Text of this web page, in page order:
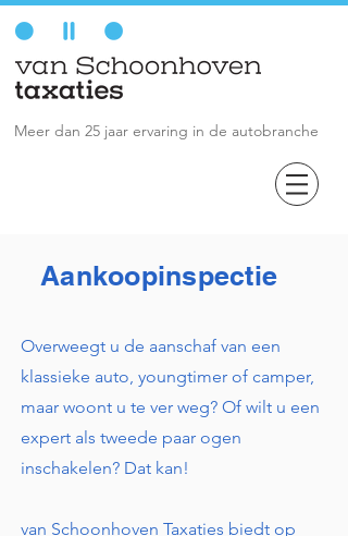
Meer dan 25 jaar ervaring in de autobranche
Aankoopinspectie
Overweegt u de aanschaf van een
klassieke auto, youngtimer of camper,
maar woont u te ver weg? Of wilt u een
expert als tweede paar ogen
inschakelen? Dat kan!
van Schoonhoven Taxaties biedt op